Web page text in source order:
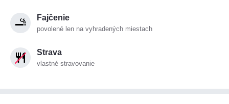
Fajčenie
povolené len na vyhradených miestach
Strava
vlastné stravovanie